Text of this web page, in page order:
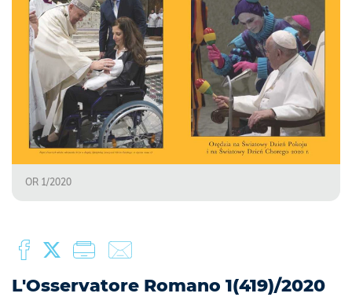
OR 1/2020
L'Osservatore Romano 1(419)/2020